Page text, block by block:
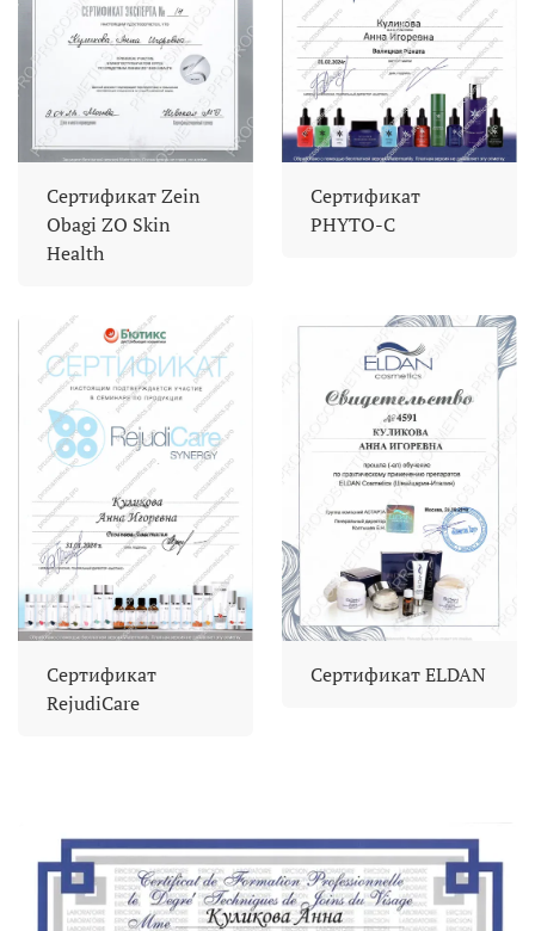
Сертификат Zein
Obagi ZO Skin
Health
Сертификат
PHYTO-C
Сертификат
RejudiCare
Сертификат ELDAN